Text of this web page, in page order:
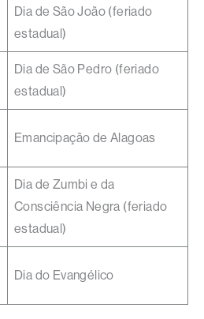
Dia de São João (feriado
estadual)
Dia de São Pedro (feriado
estadual)
Emancipação de Alagoas
Dia de Zumbi e da
Consciência Negra (feriado
estadual)
Dia do Evangélico